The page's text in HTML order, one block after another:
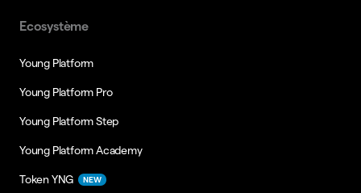
Ecosystème
Young Platform
Young Platform Pro
Young Platform Step
Young Platform Academy
Token YNG NEW